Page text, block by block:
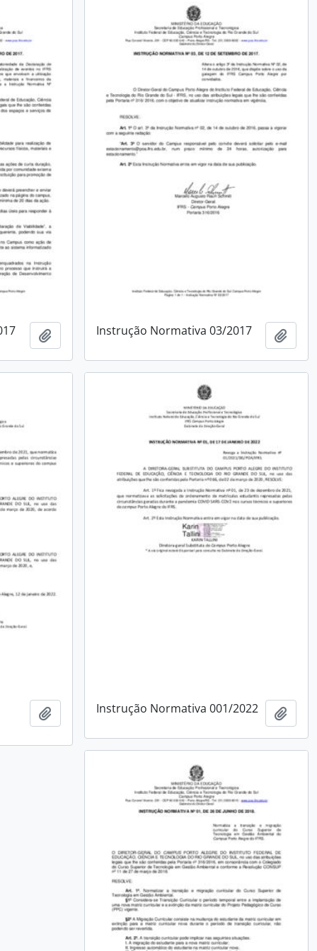
Adicionar a área de transferência
Instrução Normativa 03/2017
Adicionar a área de transferência
Instrução Normativa 001/2022